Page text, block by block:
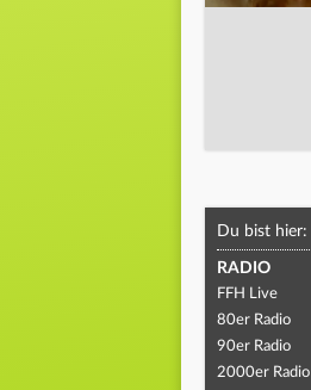
Du bist hier:
RADIO
FFH Live
80er Radio
90er Radio
2000er Radio